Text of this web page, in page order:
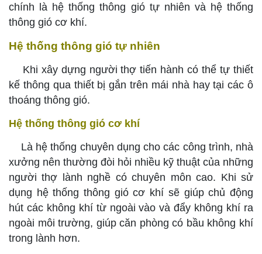
chính là hệ thống thông gió tự nhiên và hệ thống
thông gió cơ khí.
Hệ thống thông gió tự nhiên
Khi xây dựng người thợ tiến hành có thể tự thiết
kế thông qua thiết bị gắn trên mái nhà hay tại các ô
thoáng thông gió.
Hệ thống thông gió cơ khí
Là hệ thống chuyên dụng cho các công trình, nhà
xưởng nên thường đòi hỏi nhiều kỹ thuật của những
người thợ lành nghề có chuyên môn cao. Khi sử
dụng hệ thống thông gió cơ khí sẽ giúp chủ động
hút các không khí từ ngoài vào và đẩy không khí ra
ngoài môi trường, giúp căn phòng có bầu không khí
trong lành hơn.